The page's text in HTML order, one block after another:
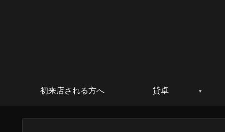
初来店される方へ 貸卓